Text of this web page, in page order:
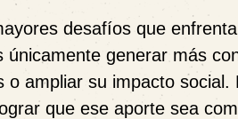
desafíos que
únicamente generar más
o ampliar su impacto
que ese aporte sea